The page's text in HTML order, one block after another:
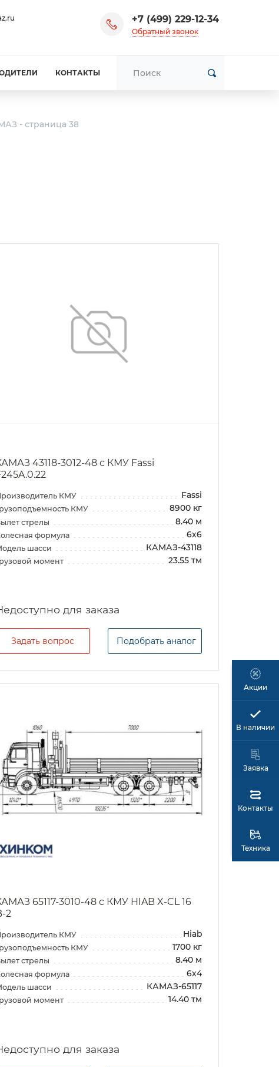
+7 (499) 229-12-34
Обратный звонок
КОНТАКТЫ
- страница 38
43118-3012-48 с КМУ Fassi
КМУ Fassi
КМУ 8900 кг
стрелы 8.40 м
формула 6х6
шасси КАМАЗ-43118
момент 23.55 тм
Задать вопрос Подобрать аналог
65117-3010-48 с КМУ HIAB X-CL 16
2
КМУ Hiab
КМУ 1700 кг
стрелы 8.40 м
формула 6х4
шасси КАМАЗ-65117
момент 14.40 тм
Акции
В наличии
Заявка
Техника
Контакты